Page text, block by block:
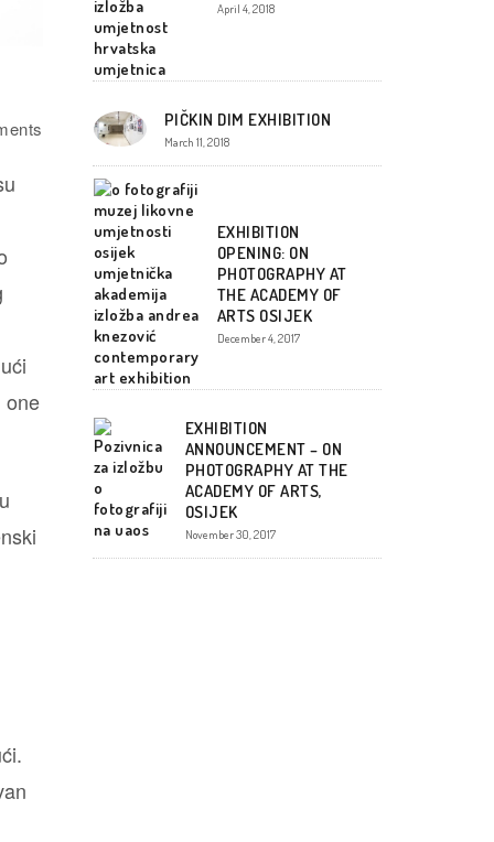
one
April 4, 2018
PIČKIN DIM EXHIBITION
March 11, 2018
EXHIBITION
OPENING: ON
PHOTOGRAPHY AT
THE ACADEMY OF
ARTS OSIJEK
December 4, 2017
EXHIBITION
ANNOUNCEMENT – ON
PHOTOGRAPHY AT THE
ACADEMY OF ARTS,
OSIJEK
November 30, 2017